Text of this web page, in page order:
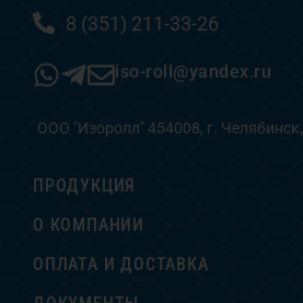
8 (351) 211-33-26
iso-roll@yandex.ru
ООО "Изоролл" 454008, г.
ПРОДУКЦИЯ
О КОМПАНИИ
ОПЛАТА И ДОСТАВКА